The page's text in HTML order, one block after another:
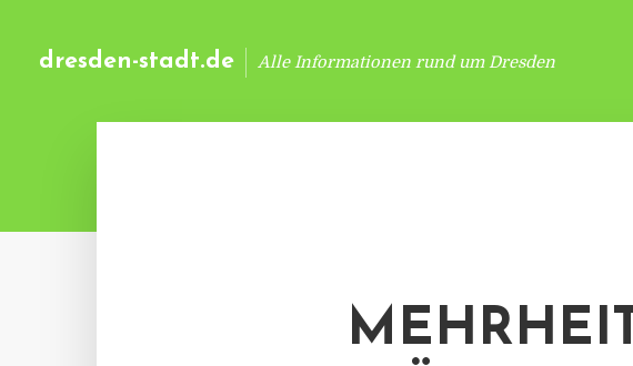
dresden-stadt.de Alle Informationen rund um Dresden